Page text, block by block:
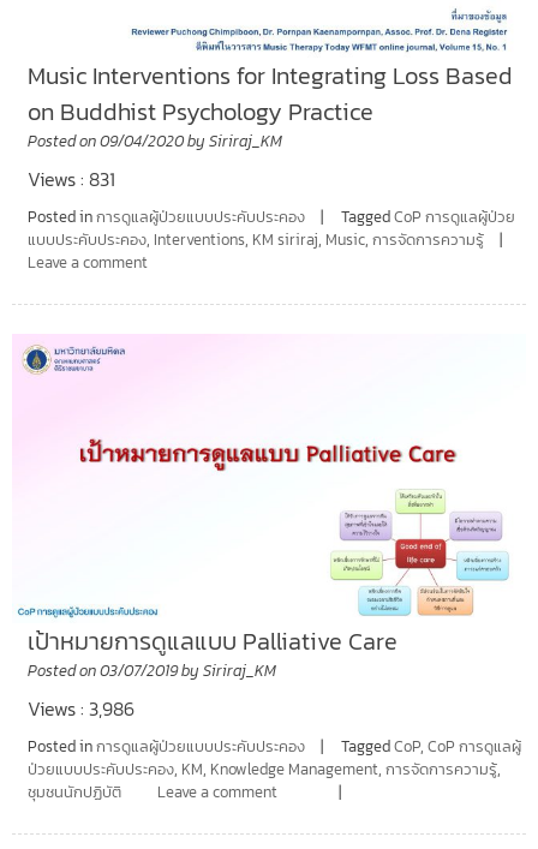
Music Interventions for Integrating Loss Based
on Buddhist Psychology Practice
Posted on09/04/2020by Siriraj_KM
Views : 831
Posted inการดูแลผู้ป่วยแบบประคับประคอง TaggedCoP การดูแลผู้ป่วย
แบบประคับประคอง, Interventions, KM siriraj, Music, การจัดการความรู้
Leave a comment
เป้าหมายการดูแลแบบ Palliative Care
Posted on03/07/2019by Siriraj_KM
Views : 3,986
Posted inการดูแลผู้ป่วยแบบประคับประคอง TaggedCoP, CoP การดูแลผู้
ป่วยแบบประคับประคอง, KM, Knowledge Management, การจัดการความรู้,
ชุมชนนักปฏิบัติ
Leave a comment